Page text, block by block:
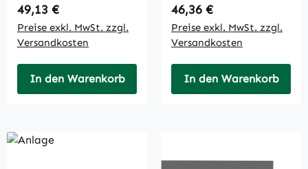
Regulärer Preis:
49,13 €
Preise exkl. MwSt. zzgl.
Versandkosten
In den Warenkorb
Regulärer Preis:
46,36 €
Preise exkl. MwSt. zzgl.
Versandkosten
In den Warenkorb